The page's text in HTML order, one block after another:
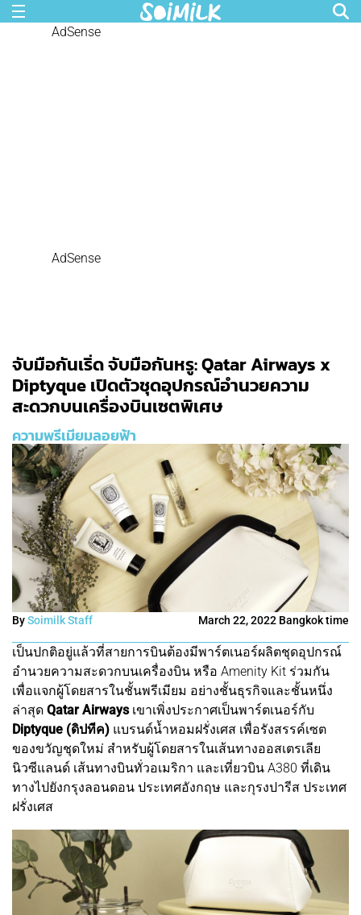
AdSense
AdSense
จับมือกันเริ่ด จับมือกันหรู: Qatar Airways x
Diptyque เปิดตัวชุดอุปกรณ์อำนวยความ
สะดวกบนเครื่องบินเซตพิเศษ
ความพรีเมียมลอยฟ้า
BySoimilk Staff March 22, 2022 Bangkok time
เป็นปกติอยู่แล้วที่สายการบินต้องมีพาร์ตเนอร์ผลิตชุดอุปกรณ์
อำนวยความสะดวกบนเครื่องบิน หรือ Amenity Kit ร่วมกัน
เพื่อแจกผู้โดยสารในชั้นพรีเมียม อย่างชั้นธุรกิจและชั้นหนึ่ง
ล่าสุด Qatar Airwaysเขาเพิ่งประกาศเป็นพาร์ตเนอร์กับ
Diptyque (ดิปทีค) แบรนด์น้ำหอมฝรั่งเศส เพื่อรังสรรค์เซต
ของขวัญชุดใหม่ สำหรับผู้โดยสารในเส้นทางออสเตรเลีย
นิวซีแลนด์ เส้นทางบินทั่วอเมริกา และเที่ยวบิน A380 ที่เดิน
ทางไปยังกรุงลอนดอน ประเทศอังกฤษ และกุรงปารีส ประเทศ
ฝรั่งเศส